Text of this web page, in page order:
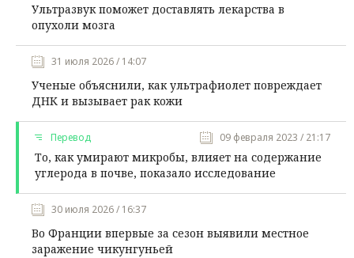
Ультразвук поможет доставлять лекарства в
опухоли мозга
31 июля 2026 / 14:07
Ученые объяснили, как ультрафиолет повреждает
ДНК и вызывает рак кожи
Перевод 09 февраля 2023 / 21:17
То, как умирают микробы, влияет на содержание
углерода в почве, показало исследование
30 июля 2026 / 16:37
Во Франции впервые за сезон выявили местное
заражение чикунгуньей